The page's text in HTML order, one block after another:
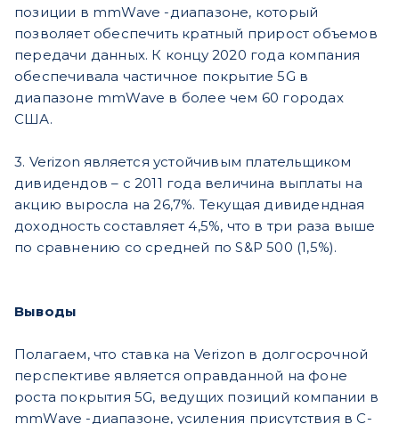
позиции в mmWave -диапазоне, который
позволяет обеспечить кратный прирост объемов
передачи данных. К концу 2020 года компания
обеспечивала частичное покрытие 5G в
диапазоне mmWave в более чем 60 городах
США.
3. Verizon является устойчивым плательщиком
дивидендов – с 2011 года величина выплаты на
акцию выросла на 26,7%. Текущая дивидендная
доходность составляет 4,5%, что в три раза выше
по сравнению со средней по S&P 500 (1,5%).
Выводы
Полагаем, что ставка на Verizon в долгосрочной
перспективе является оправданной на фоне
роста покрытия 5G, ведущих позиций компании в
mmWave -диапазоне, усиления присутствия в C-